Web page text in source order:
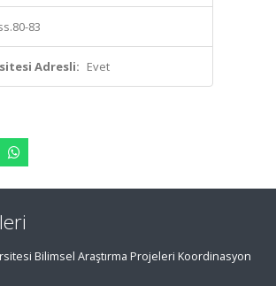
83
Adresli: Evet
Bilimsel Araştırma Projeleri Koordinasyon